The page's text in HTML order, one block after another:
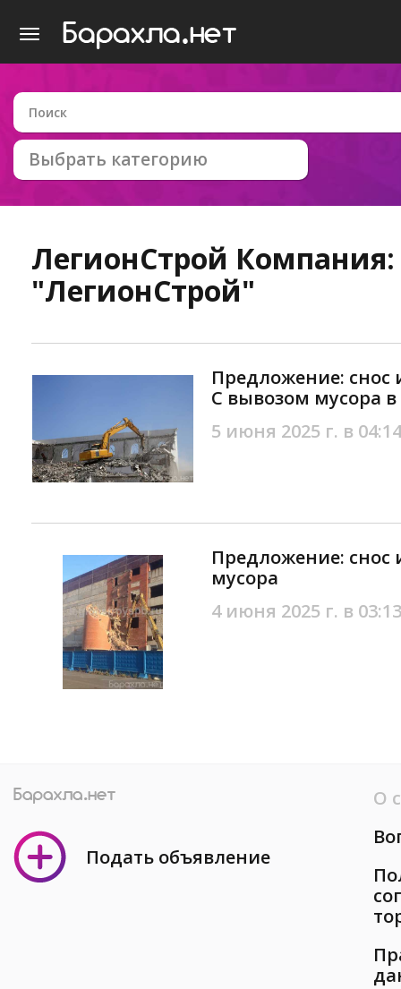
Выбрать категорию
ЛегионСтрой
"ЛегионСтрой"
Предложение:
С вывозом мусора в
5 июня 2025 г. в 04:14
Предложение:
мусора
4 июня 2025 г. в 03:13
Подать объявление
О